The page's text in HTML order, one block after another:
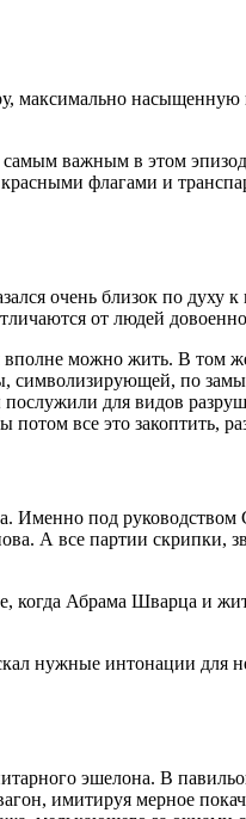
максимально
важным в этом
флагами и
очень близок по духу
от людей
можно жить. В том
по
для видов
все это закоптить,
под руководством
А все партии скрипки,
Абрама Шварца и
нужные интонации для
эшелона. В
имитируя мерное